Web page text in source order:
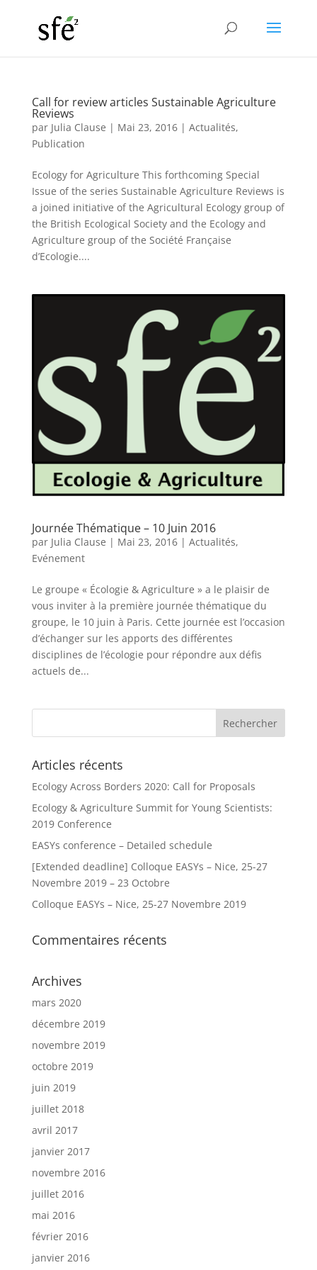
Call for review articles Sustainable Agriculture
Reviews
par Julia Clause | Mai 23, 2016| Actualités,
Publication
Ecology for Agriculture This forthcoming Special
Issue of the series Sustainable Agriculture Reviews is
a joined initiative of the Agricultural Ecology group of
the British Ecological Society and the Ecology and
Agriculture group of the Société Française
d’Ecologie....
Journée Thématique – 10 Juin 2016
par Julia Clause | Mai 23, 2016| Actualités,
Evénement
Le groupe « Écologie & Agriculture » a le plaisir de
vous inviter à la première journée thématique du
groupe, le 10 juin à Paris. Cette journée est l’occasion
d’échanger sur les apports des différentes
disciplines de l’écologie pour répondre aux défis
actuels de...
Articles récents
Ecology Across Borders 2020: Call for Proposals
Ecology & Agriculture Summit for Young Scientists:
2019 Conference
EASYs conference – Detailed schedule
[Extended deadline] Colloque EASYs – Nice, 25-27
Novembre 2019 – 23 Octobre
Colloque EASYs – Nice, 25-27 Novembre 2019
Commentaires récents
Archives
mars 2020
décembre 2019
novembre 2019
octobre 2019
juin 2019
juillet 2018
avril 2017
janvier 2017
novembre 2016
juillet 2016
mai 2016
février 2016
janvier 2016